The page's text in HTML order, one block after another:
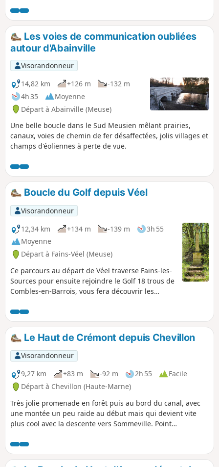
Les voies de communication oubliées
autour d'Abainville
Visorandonneur
14,82 km
+126 m
-132 m
4h 35
Moyenne
Départ à Abainville (Meuse)
Une belle boucle dans le Sud Meusien mêlant prairies,
canaux, voies de chemin de fer désaffectées, jolis villages et
champs d'éoliennes à perte de vue.
Boucle du Golf depuis Véel
Visorandonneur
12,34 km
+134 m -139 m
3h 55
Moyenne
Départ à Fains-Véel (Meuse)
Ce parcours au départ de Véel traverse Fains-les-
Sources pour ensuite rejoindre le Golf 18 trous de
Combles-en-Barrois, vous fera découvrir les
Catherine (XV et XVI siècles) à Fains-les-Sources, la
Chapelle Saint-Joseph (XIX siècle) entre Fains et
Combles. Il est facile et peu ombragé. Point
pique-nique à l'ombre (4 tables) devant la
Chapelle Saint-Joseph.
Le Haut de Crémont depuis Chevillon
Visorandonneur
9,27 km
+83 m -92 m 2h 55
Facile
Départ à Chevillon (Haute-Marne)
Très jolie promenade en forêt puis au bord du canal, avec
une montée un peu raide au début mais qui devient vite
plus cool avec la descente vers Sommeville. Point
de la rivière sur une passerelle métallique.